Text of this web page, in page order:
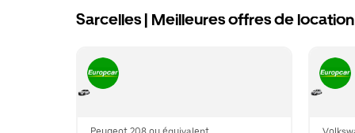
Sarcelles | Meilleures offres de